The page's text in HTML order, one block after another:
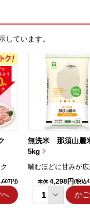
ています。
円)
無洗米 那須山麓
5kg
噛むほどに甘みが
本体 4,298円(税込
か